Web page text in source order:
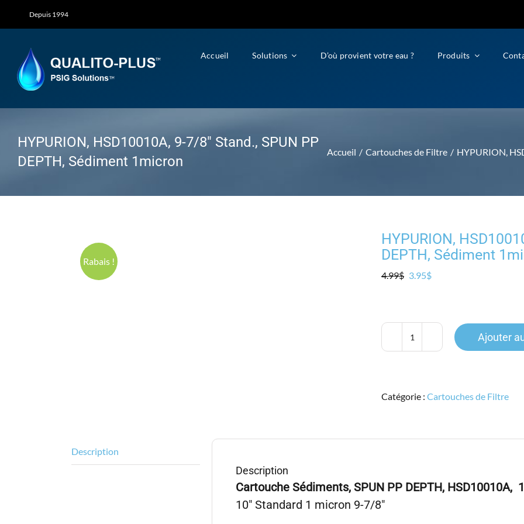
Depuis 1994
Accueil Solutions D’où provient votre eau ? Produits
HYPURION, HSD10010A, 9-7/8″ Stand., SPUN PP
DEPTH, Sédiment 1micron
Accueil Cartouches de Filtre HYPURION,
Rabais !
HYPURION,
DEPTH, Sédiment
4.99$ Le
3.95$Le
3.95$.
quantité
9-
SPUN
Sédiment
Ajouter
Catégorie : Cartouches de Filtre
Description
Description
Cartouche Sédiments, SPUN PP DEPTH, HSD10010A,
10″ Standard 1 micron 9-7/8″